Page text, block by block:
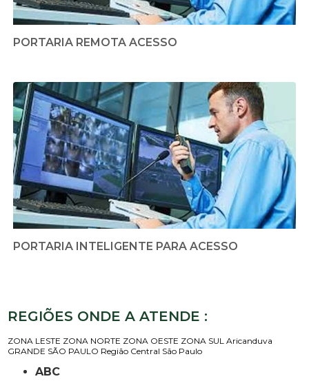
PORTARIA REMOTA ACESSO
PORTARIA INTELIGENTE PARA ACESSO
REGIÕES ONDE A ATENDE :
ZONA LESTE ZONA NORTE ZONA OESTE ZONA SUL Aricanduva
GRANDE SÃO PAULO Região Central São Paulo
ABC